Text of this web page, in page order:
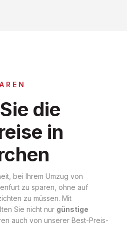
die
in
bei Ihrem Umzug von
zu sparen, ohne auf
zu müssen. Mit
Sie nicht nur günstige
auch von unserer Best-Preis-